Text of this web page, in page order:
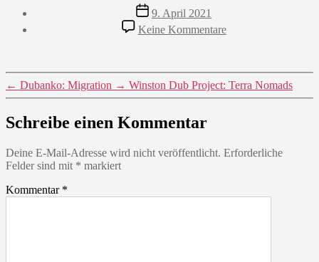
Veröffentlichungsdatum
9. April 2021
Keine Kommentarezu
#streetdub
← Dubanko: Migration → Winston Dub Project: Terra Nomads
Schreibe einen Kommentar
Deine E-Mail-Adresse wird nicht veröffentlicht. Erforderliche
Felder sind mit * markiert
Kommentar *